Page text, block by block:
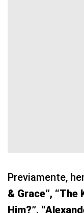
Previamente,
& Grace”, “The
Him?”,